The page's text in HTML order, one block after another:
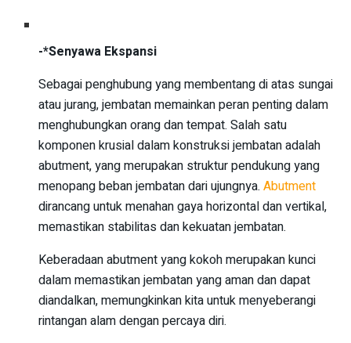
-*Senyawa Ekspansi
Sebagai penghubung yang membentang di atas sungai
atau jurang, jembatan memainkan peran penting dalam
menghubungkan orang dan tempat. Salah satu
komponen krusial dalam konstruksi jembatan adalah
abutment, yang merupakan struktur pendukung yang
menopang beban jembatan dari ujungnya.Abutment
dirancang untuk menahan gaya horizontal dan vertikal,
memastikan stabilitas dan kekuatan jembatan.
Keberadaan abutment yang kokoh merupakan kunci
dalam memastikan jembatan yang aman dan dapat
diandalkan, memungkinkan kita untuk menyeberangi
rintangan alam dengan percaya diri.